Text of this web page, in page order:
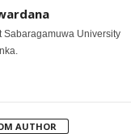
Sabaragamuwa University
AUTHOR